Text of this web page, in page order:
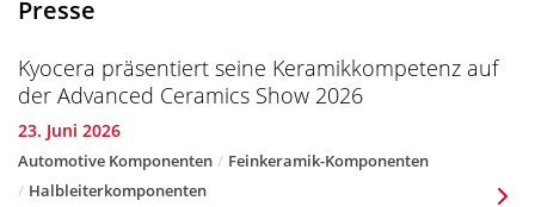
Presse
Kyocera präsentiert seine Keramikkompetenz auf
der Advanced Ceramics Show 2026
23. Juni 2026
Automotive Komponenten
Feinkeramik-Komponenten
Halbleiterkomponenten